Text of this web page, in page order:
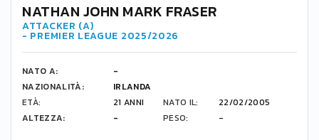
NATHAN JOHN MARK FRASER
ATTACKER (A)
- PREMIER LEAGUE 2025/2026
NATO A:
-
NAZIONALITÀ:
IRLANDA
ETÀ:
21 ANNI NATO IL:
22/02/2005
ALTEZZA:
- PESO: -